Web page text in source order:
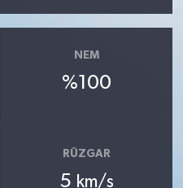
NEM
%100
RÜZGAR
5 km/s